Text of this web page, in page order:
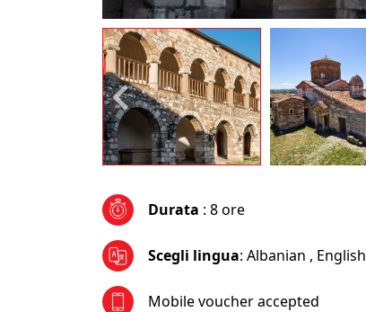
Durata : 8 ore
Scegli lingua: Albanian , English
Mobile voucher accepted